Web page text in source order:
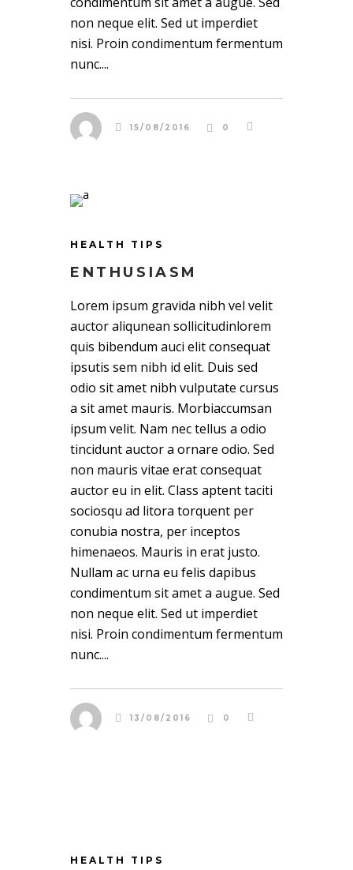
non neque elit. Sed ut imperdiet
nisi. Proin condimentum fermentum
nunc....
15/08/2016 0
HEALTH TIPS
ENTHUSIASM
Lorem ipsum gravida nibh vel velit
auctor aliqunean sollicitudinlorem
quis bibendum auci elit consequat
ipsutis sem nibh id elit. Duis sed
odio sit amet nibh vulputate cursus
a sit amet mauris. Morbiaccumsan
ipsum velit. Nam nec tellus a odio
tincidunt auctor a ornare odio. Sed
non mauris vitae erat consequat
auctor eu in elit. Class aptent taciti
sociosqu ad litora torquent per
conubia nostra, per inceptos
himenaeos. Mauris in erat justo.
Nullam ac urna eu felis dapibus
condimentum sit amet a augue. Sed
non neque elit. Sed ut imperdiet
nisi. Proin condimentum fermentum
nunc....
13/08/2016 0
HEALTH TIPS